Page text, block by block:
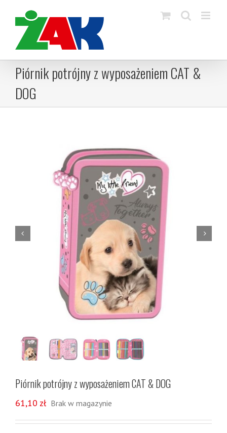
content
Piórnik potrójny z wyposażeniem CAT &
DOG
 
Piórnik potrójny z wyposażeniem CAT & DOG
61,10 zł Brak w magazynie